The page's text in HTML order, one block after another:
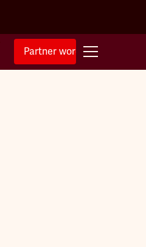
Partner worden